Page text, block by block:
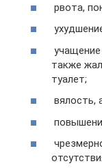
рвота,
также
туалет;
вялость,